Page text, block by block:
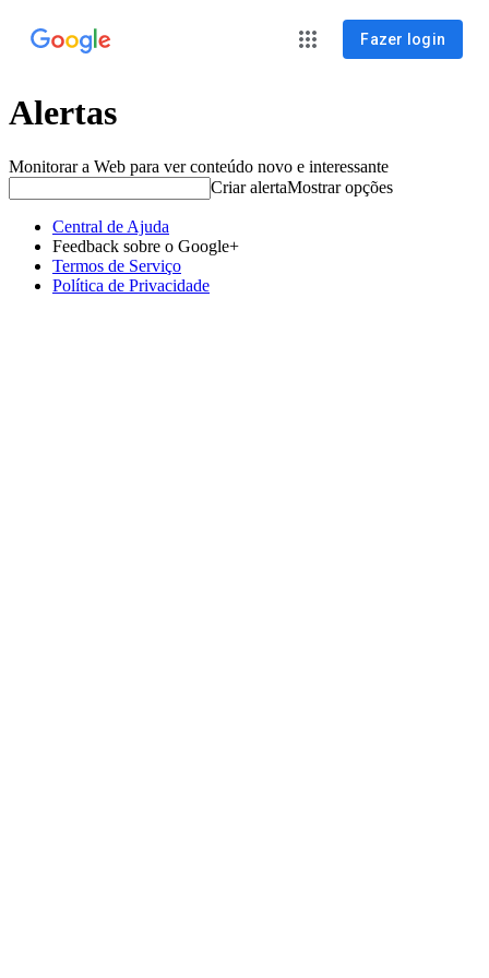
Fazer login
Alertas
Monitorar a Web para ver conteúdo novo e interessante
Criar alertaMostrar opções
Central de Ajuda
Feedback sobre o Google+
Termos de Serviço
Política de Privacidade